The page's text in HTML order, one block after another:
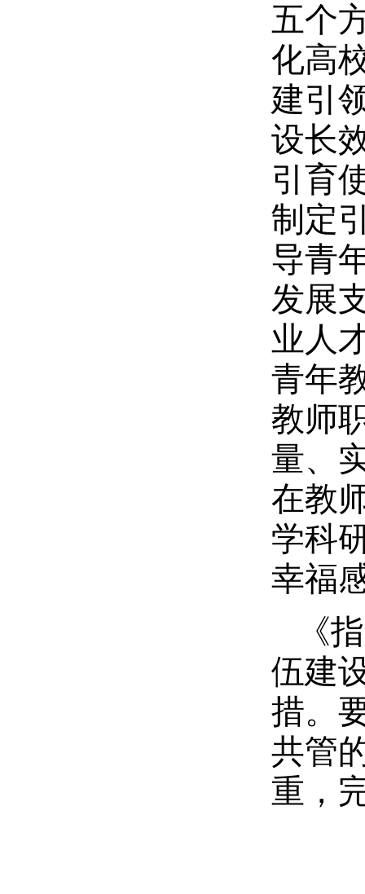
五个
化高
建引
设长
引育
制定
导青
发展
业人
青年
教师
量、
在教
学科
幸福
《
伍建
措。
共管
重，